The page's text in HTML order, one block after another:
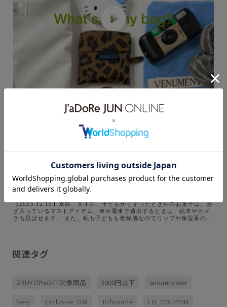
【2025.12.15】水筒、タオル、子どもがぐずったとき用のお菓子は、必
ず入っているマストアイテム。車や電車で遠出するときは、絵本やカメ
ラも忍ばせます。 また、私も子どもも乾燥肌なのでリップや保湿系のバ
関連タグ
2BUY10%OFF対象商品 3000円以下 autumncolor
beej Exclusive_GW IGfavorite LB_COUPON